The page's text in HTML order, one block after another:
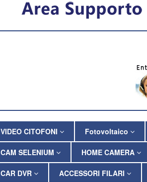
VIDEO CITOFONI Fotovoltaico
CAM SELENIUM HOME CAMERA
CAR DVR ACCESSORI FILARI